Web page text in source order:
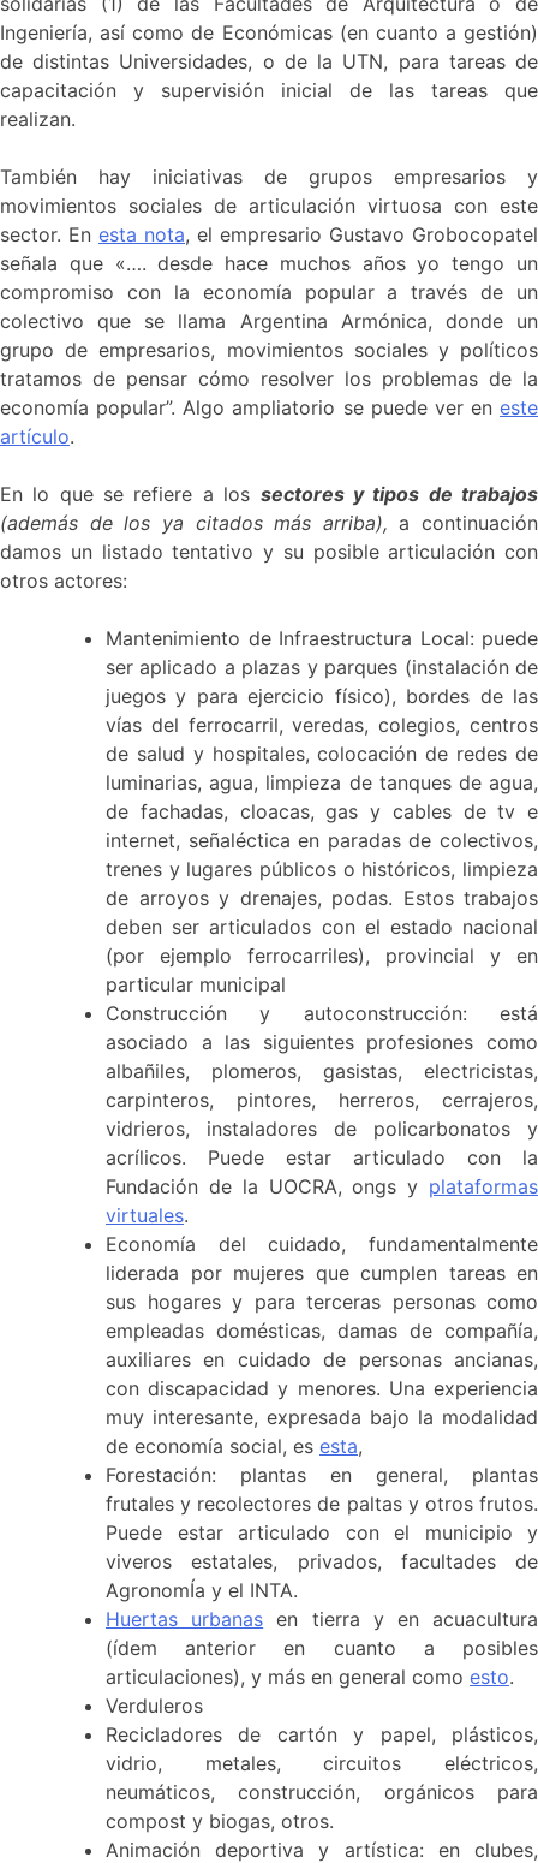
Ingeniería, así como de Económicas (en cuanto a gestión)
de distintas Universidades, o de la UTN, para tareas de
capacitación y supervisión inicial de las tareas que
realizan.
También hay iniciativas de grupos empresarios y
movimientos sociales de articulación virtuosa con este
sector. En esta nota, el empresario Gustavo Grobocopatel
señala que «…. desde hace muchos años yo tengo un
compromiso con la economía popular a través de un
colectivo que se llama Argentina Armónica, donde un
grupo de empresarios, movimientos sociales y políticos
tratamos de pensar cómo resolver los problemas de la
economía popular”. Algo ampliatorio se puede ver en este
artículo.
En lo que se refiere a los sectores y tipos de trabajos
(además de los ya citados más arriba),a continuación
damos un listado tentativo y su posible articulación con
otros actores:
Mantenimiento de Infraestructura Local: puede
ser aplicado a plazas y parques (instalación de
juegos y para ejercicio físico), bordes de las
vías del ferrocarril, veredas, colegios, centros
de salud y hospitales, colocación de redes de
luminarias, agua, limpieza de tanques de agua,
de fachadas, cloacas, gas y cables de tv e
internet, señaléctica en paradas de colectivos,
trenes y lugares públicos o históricos, limpieza
de arroyos y drenajes, podas. Estos trabajos
deben ser articulados con el estado nacional
(por ejemplo ferrocarriles), provincial y en
particular municipal
Construcción y autoconstrucción: está
asociado a las siguientes profesiones como
albañiles, plomeros, gasistas, electricistas,
carpinteros, pintores, herreros, cerrajeros,
vidrieros, instaladores de policarbonatos y
acrílicos. Puede estar articulado con la
Fundación de la UOCRA, ongs y plataformas
virtuales.
Economía del cuidado, fundamentalmente
liderada por mujeres que cumplen tareas en
sus hogares y para terceras personas como
empleadas domésticas, damas de compañía,
auxiliares en cuidado de personas ancianas,
con discapacidad y menores. Una experiencia
muy interesante, expresada bajo la modalidad
de economía social, es esta,
Forestación: plantas en general, plantas
frutales y recolectores de paltas y otros frutos.
Puede estar articulado con el municipio y
viveros estatales, privados, facultades de
AgronomÍa y el INTA.
Huertas urbanas en tierra y en acuacultura
(ídem anterior en cuanto a posibles
articulaciones), y más en general como esto.
Verduleros
Recicladores de cartón y papel, plásticos,
vidrio, metales, circuitos eléctricos,
neumáticos, construcción, orgánicos para
compost y biogas, otros.
Animación deportiva y artística: en clubes,